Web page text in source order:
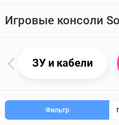
Игровые консоли
ЗУ и кабели
Фильтр